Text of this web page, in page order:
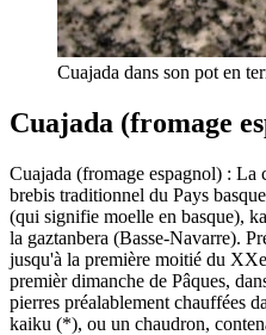
Cuajada dans son pot en
Cuajada (fromage
Cuajada (fromage espagnol) : La
brebis traditionnel du Pays
(qui signifie moelle en basque),
la gaztanbera (Basse-Navarre).
jusqu'à la première moitié du
premièr dimanche de Pâques,
pierres préalablement chauffées
kaiku (*), ou un chaudron,